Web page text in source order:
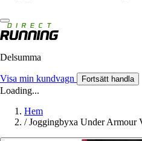
Delsumma
Visa min kundvagn Fortsätt handla
Loading...
Hem
/ Joggingbyxa Under Armour